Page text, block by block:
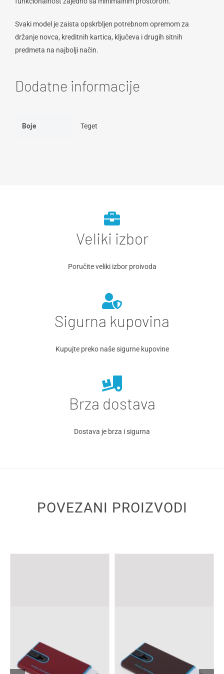
Svaki model je zaista opskrbljen potrebnom opremom za
držanje novca, kreditnih kartica, ključeva i drugih sitnih
predmeta na najbolji način.
Dodatne informacije
Boje Teget
Veliki izbor
Poručite veliki izbor proivoda
Sigurna kupovina
Kupujte preko naše sigurne kupovine
Brza dostava
Dostava je brza i sigurna
POVEZANI PROIZVODI